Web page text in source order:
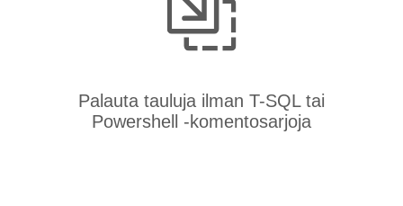
Palauta tauluja ilman T-SQL tai
Powershell -komentosarjoja